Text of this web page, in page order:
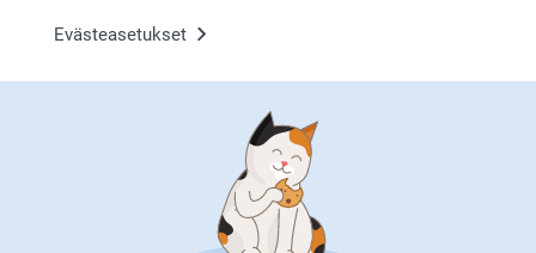
Evästeasetukset
Sisko Jaakkola,
Painolaatu oli hyvä ja lopputulos niinkuin suunniteltu.